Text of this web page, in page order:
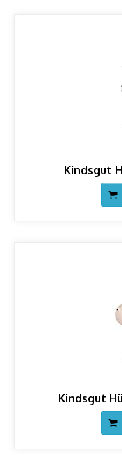
Kindsgut
Kindsgut